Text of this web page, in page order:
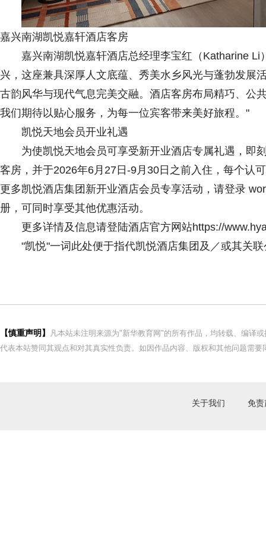
嘉兴南湖凯悦嘉轩酒店客房
嘉兴南湖凯悦嘉轩酒店总经理李宝红（Katharine
兴，这座兼具深厚人文底蕴、秀美水乡风光与蓬勃发展
古韵风华与现代气息完美交融。酒店客房布局精巧、公
我们期待以贴心服务，为每一位宾客带来美好旅程。"
凯悦天地会员开业礼遇
为使凯悦天地会员可享受新开业酒店专属礼遇，即
客房，并于2026年6月27日-9月30日之前入住，每个认
更多凯悦酒店集团新开业酒店会员专享活动，请登录
册，可同时享受其他优惠活动。
更多详情及信息请登陆酒店官方网站https://
"凯悦"一词此处便于指代凯悦酒店集团及／或其关联
【慎重声明】
凡本站未注明来源为"新华教育网"的所有作品，均转载、编译
代表本站赞同其观点和对其真实性负责。如因作品内容、版权和其他问题需
关于我们 免责